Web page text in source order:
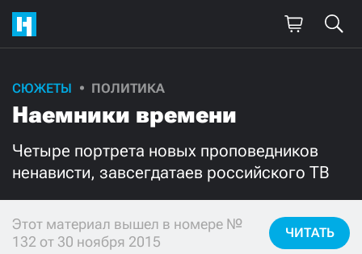
СЮЖЕТЫ ПОЛИТИКА
Наемники времени
Четыре портрета новых проповедников
ненависти, завсегдатаев российского ТВ
Этот материал вышел в номере №
132 от 30 ноября 2015
ЧИТАТЬ
Поддержите
нашу работу!
Ежемесячно Разово
3000 1000
500